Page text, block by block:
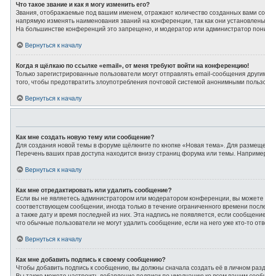
Что такое звание и как я могу изменить его?
Звания, отображаемые под вашим именем, отражают количество созданных вами
напрямую изменять наименования званий на конференции, так как они
На большинстве конференций это запрещено, и модератор или администратор
Вернуться к началу
Когда я щёлкаю по ссылке «email», от меня требуют войти на конференцию!
Только зарегистрированные пользователи могут отправлять email-сообщения
того, чтобы предотвратить злоупотребления почтовой системой анонимными
Вернуться к началу
Как мне создать новую тему или сообщение?
Для создания новой темы в форуме щёлкните по кнопке «Новая тема». Для
Перечень ваших прав доступа находится внизу страниц форума или темы.
Вернуться к началу
Как мне отредактировать или удалить сообщение?
Если вы не являетесь администратором или модератором конференции, вы
соответствующем сообщении, иногда только в течение ограниченного времени
а также дату и время последней из них. Эта надпись не появляется, если
что обычные пользователи не могут удалить сообщение, если на него уже кто-то
Вернуться к началу
Как мне добавить подпись к своему сообщению?
Чтобы добавить подпись к сообщению, вы должны сначала создать её в личном